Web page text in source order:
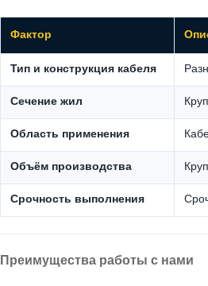
Фактор
Тип и конструкция кабеля
Сечение жил
Область применения
Объём производства
Срочность выполнения
Преимущества работы с нами